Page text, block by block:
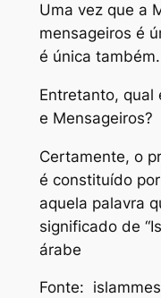
Uma vez que a
mensageiros é
é única também.
Entretanto, qual
e Mensageiros?
Certamente, o
é constituído por
aquela palavra
significado de
árabe
Fonte: